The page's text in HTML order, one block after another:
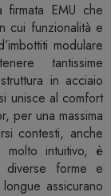
firmata EMU che
cui funzionalità e
modulare
tantissime
in acciaio
unisce al comfort
per una massima
contesti, anche
molto intuitivo, è
forme e
assicurano